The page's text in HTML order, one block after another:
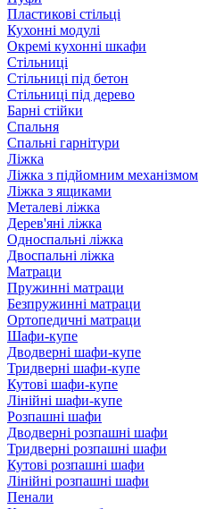
Пластикові стільці
Кухонні модулі
Окремі кухонні шкафи
Стільниці
Стільниці під бетон
Стільниці під дерево
Барні стійки
Спальня
Спальні гарнітури
Ліжка
Ліжка з підйомним механізмом
Ліжка з ящиками
Металеві ліжка
Дерев'яні ліжка
Односпальні ліжка
Двоспальні ліжка
Матраци
Пружинні матраци
Безпружинні матраци
Ортопедичні матраци
Шафи-купе
Дводверні шафи-купе
Тридверні шафи-купе
Кутові шафи-купе
Лінійні шафи-купе
Розпашні шафи
Дводверні розпашні шафи
Тридверні розпашні шафи
Кутові розпашні шафи
Лінійні розпашні шафи
Пенали